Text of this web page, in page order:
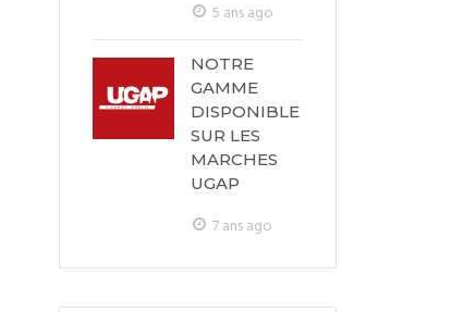
5 ans ago
NOTRE
GAMME
DISPONIBLE
SUR LES
MARCHES
UGAP
7 ans ago